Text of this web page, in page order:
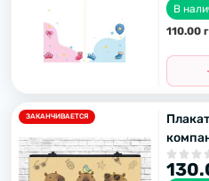
В
110.00
ЗАКАНЧИВАЕТСЯ